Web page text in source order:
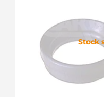
Stock